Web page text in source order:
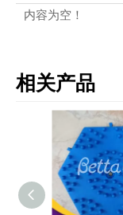
内容为空！
相关产品